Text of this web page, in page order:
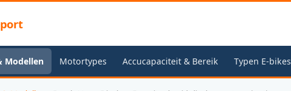
Modellen Motortypes Accucapaciteit & Bereik Typen E-bikes